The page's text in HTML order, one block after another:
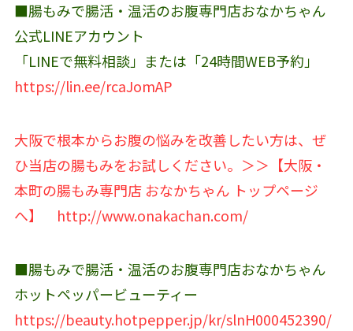
■腸もみで腸活・温活のお腹専門店おなかちゃん
公式LINEアカウント‬
「LINEで無料相談」または「24時間WEB予約」
https://lin.ee/rcaJomAP
大阪で根本からお腹の悩みを改善したい方は、ぜ
ひ当店の腸もみをお試しください。＞＞【大阪・
本町の腸もみ専門店 おなかちゃん トップページ
へ】
http://www.onakachan.com/
■腸もみで腸活・温活のお腹専門店おなかちゃん
ホットペッパービューティー
https://beauty.hotpepper.jp/kr/slnH000452390/